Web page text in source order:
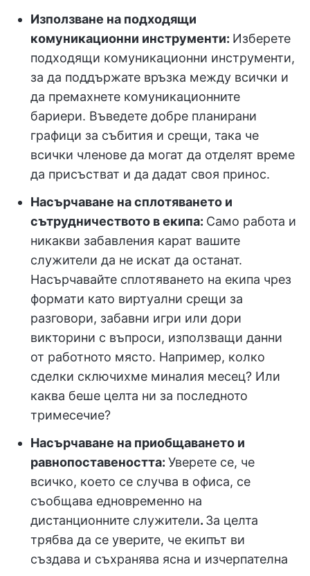
Използване на подходящи
комуникационни инструменти: Изберете
подходящи комуникационни инструменти,
за да поддържате връзка между всички и
да премахнете комуникационните
бариери. Въведете добре планирани
графици за събития и срещи, така че
всички членове да могат да отделят време
да присъстват и да дадат своя принос.
Насърчаване на сплотяването и
сътрудничеството в екипа: Само работа и
никакви забавления карат вашите
служители да не искат да останат.
Насърчавайте сплотяването на екипа чрез
формати като виртуални срещи за
разговори, забавни игри или дори
викторини с въпроси, използващи данни
от работното място. Например, колко
сделки сключихме миналия месец? Или
каква беше целта ни за последното
тримесечие?
Насърчаване на приобщаването и
равнопоставеността: Уверете се, че
всичко, което се случва в офиса, се
съобщава едновременно на
дистанционните служители. За целта
трябва да се уверите, че екипът ви
създава и съхранява ясна и изчерпателна